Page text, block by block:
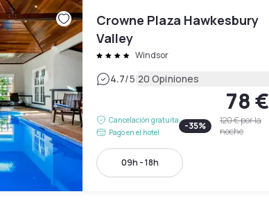
Crowne Plaza Hawkesbury
Valley
Windsor
4.7/5|20 Opiniones
Cancelación gratuita
Pago en el hotel
78 €
-35% 120 €por la
noche
09h - 18h